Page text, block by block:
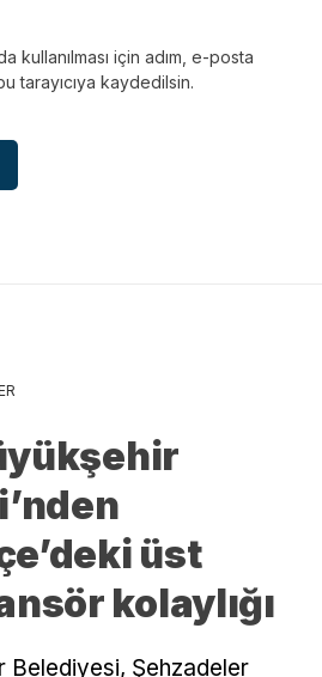
kullanılması için adım, e-posta
tarayıcıya kaydedilsin.
üst
kolaylığı
Belediyesi, Şehzadeler